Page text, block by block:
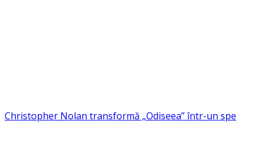
Christopher Nolan transformă „Odiseea” într-un spe